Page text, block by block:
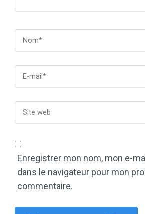
Enregistrer mon nom, mon e-
dans le navigateur pour mon
commentaire.